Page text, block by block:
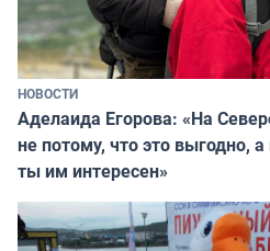
НОВОСТИ
Аделаида Егорова: «На
не потому, что это выгодно,
ты им интересен»